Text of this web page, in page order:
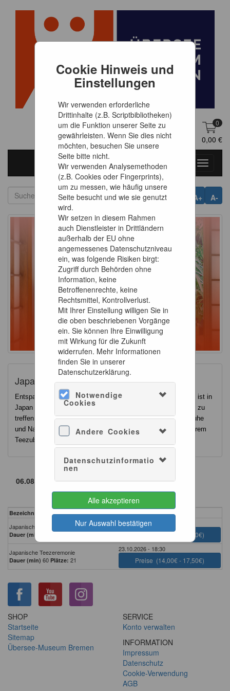
Cookie Hinweis und
Einstellungen
Wir verwenden erforderliche
Drittinhalte (z.B. Scriptbibliotheken)
um die Funktion unserer Seite zu
gewährleisten. Wenn Sie dies nicht
möchten, besuchen Sie unsere
Seite bitte nicht.
Wir verwenden Analysemethoden
(z.B. Cookies oder Fingerprints),
um zu messen, wie häufig unsere
Seite besucht und wie sie genutzt
wird.
Wir setzen in diesem Rahmen
auch Dienstleister in Drittländern
außerhalb der EU ohne
angemessenes Datenschutzniveau
ein, was folgende Risiken birgt:
Zugriff durch Behörden ohne
Information, keine
Betroffenenrechte, keine
Rechtsmittel, Kontrollverlust.
Mit Ihrer Einstellung willigen Sie in
die oben beschriebenen Vorgänge
ein. Sie können Ihre Einwilligung
mit Wirkung für die Zukunft
widerrufen. Mehr Informationen
finden Sie in unserer
Datenschutzerklärung.
Notwendige
Cookies
Andere Cookies
Datenschutzinformatio
nen
Alle akzeptieren
Nur Auswahl bestätigen
DE Anmelden
0
0,00 €
Toggle
A-
A+
Japanische Teezeremonie
Entspannen, zur Ruhe kommen, genießen – eine Schale Tee ist in
Japan nicht nur ein Getränk. Es ist vielmehr der Anlass, sich zu
treffen und sich mit festgelegten Abläufen gemeinsam auf Ruhe
und Natur zu besinnen. Mit kunstvollen Keramiken und weiterem
Teezubehör wird der Tee im japanischen Teehaus zubereitet.
Bezeichnung Zeitpunkt
Japanische Teezeremonie
Dauer (min) Plätze:13
21.08.2026 - 18:30
Preise(14,00€ - 17,50€)
Japanische Teezeremonie
Dauer (min) 60 Plätze: 21
23.10.2026 - 18:30
Preise (14,00€ - 17,50€)
SHOP
Startseite
Sitemap
Übersee-Museum Bremen
SERVICE
Konto verwalten
INFORMATION
Impressum
Datenschutz
Cookie-Verwendung
AGB